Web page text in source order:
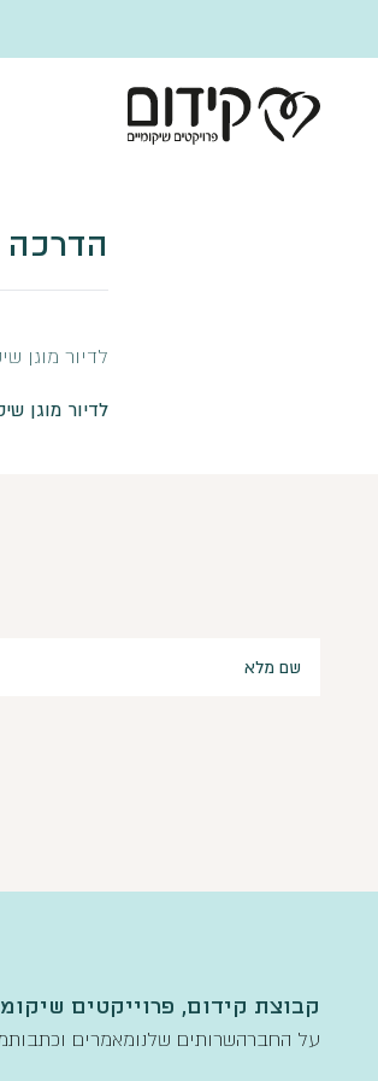
הדרכה
לדיור מוגן
לדיור מוגן
קבוצת קידום, פרוייקטים
על החברהשרותים שלנומאמרים וכתבות